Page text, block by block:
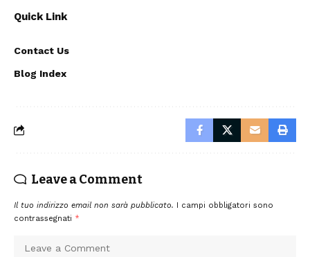
Quick Link
Contact Us
Blog Index
Leave a Comment
Il tuo indirizzo email non sarà pubblicato. I campi obbligatori sono
contrassegnati *